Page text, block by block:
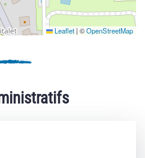
Leaflet | ©OpenStreetMap